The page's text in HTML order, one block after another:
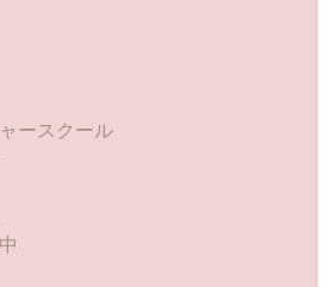
ースクール